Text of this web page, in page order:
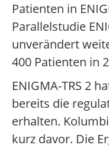
Patienten in
Parallelstudie
unverändert
400 Patienten in
ENIGMA-TRS 2
bereits die
erhalten.
kurz davor. Die